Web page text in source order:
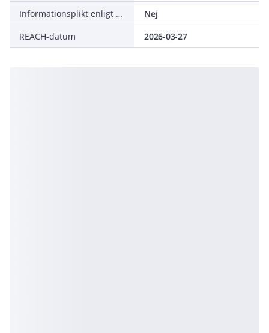
Informationsplikt enligt REACH
Nej
REACH-datum
2026-03-27